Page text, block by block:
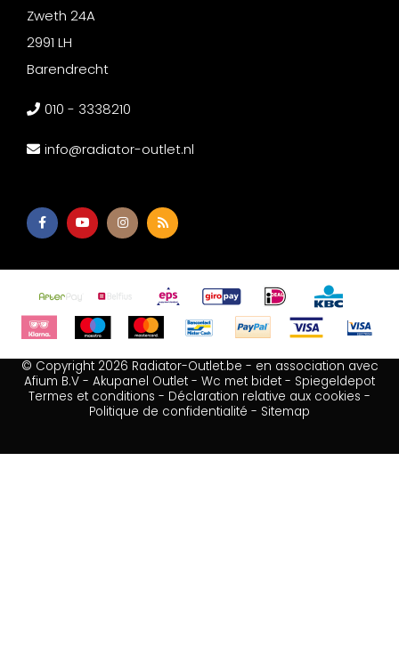
Zweth 24A
2991 LH
Barendrecht
010 - 3338210
info@radiator-outlet.nl
© Copyright 2026 Radiator-Outlet.be - en association avec
Afium B.V - Akupanel Outlet - Wc met bidet - Spiegeldepot
Termes et conditions - Déclaration relative aux cookies -
Politique de confidentialité - Sitemap